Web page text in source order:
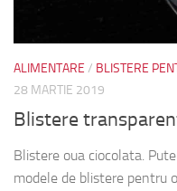
ALIMENTARE / BLISTERE
28 MARTIE 2019
Blistere
Blistere oua ciocolata.
modele de blistere pentru